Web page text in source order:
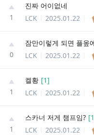
1
진짜 어이없네
LCK
2025.01.22
0
잠만이렇게 되면 플옾
LCK
2025.01.22
1
켈황 [1]
LCK
2025.01.22
1
스카너 저게 챔프임? [1
LCK
2025.01.22